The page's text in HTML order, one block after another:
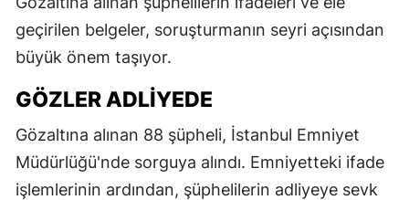
geçirilen belgeler, soruşturmanın seyri açısından
büyük önem taşıyor.
GÖZLER ADLIYEDE
Gözaltına alınan 88 şüpheli, İstanbul Emniyet
Müdürlüğü'nde sorguya alındı. Emniyetteki ifade
işlemlerinin ardından, şüphelilerin adliyeye sevk